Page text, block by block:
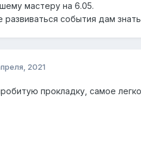
мастеру на 6.05.
развиваться события дам
2021
прокладку, самое